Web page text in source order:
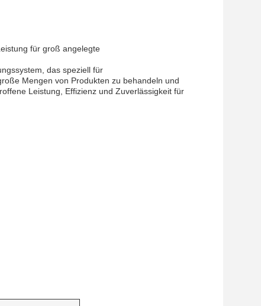
für groß angelegte
das speziell für
Mengen von Produkten zu behandeln und
Leistung, Effizienz und Zuverlässigkeit für